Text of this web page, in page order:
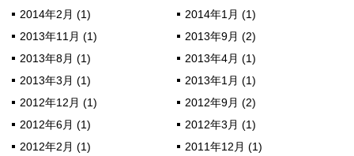
2014年2月 (1)
2014年1月 (1)
2013年11月 (1)
2013年9月 (2)
2013年8月 (1)
2013年4月 (1)
2013年3月 (1)
2013年1月 (1)
2012年12月 (1)
2012年9月 (2)
2012年6月 (1)
2012年3月 (1)
2012年2月 (1)
2011年12月 (1)